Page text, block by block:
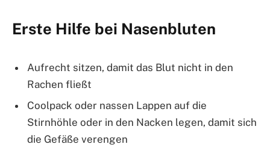
Erste Hilfe bei Nasenbluten
Aufrecht sitzen, damit das Blut nicht in den
Rachen fließt
Coolpack oder nassen Lappen auf die
Stirnhöhle oder in den Nacken legen, damit sich
die Gefäße verengen